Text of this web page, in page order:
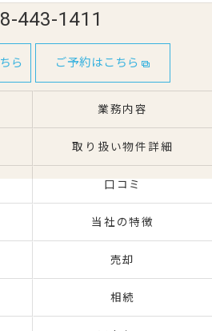
443-1411
ら ご予約はこちら
業務内容
取り扱い物件詳細
口コミ
当社の特徴
売却
相続